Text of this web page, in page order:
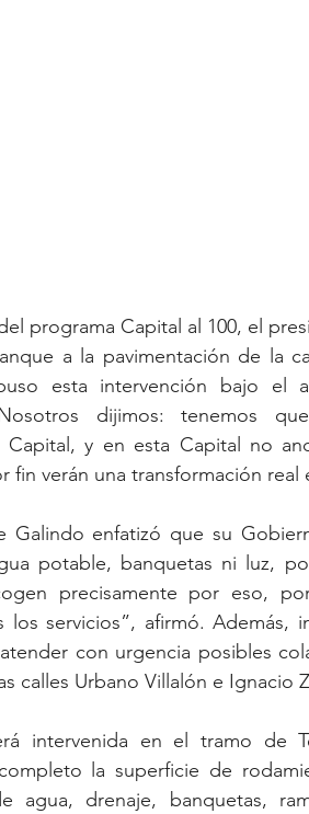
programa Capital al 100, el
a la pavimentación de la
esta intervención bajo el
dijimos: tenemos
Capital, y en esta Capital no
fin verán una transformación real
Galindo enfatizó que su
potable, banquetas ni luz,
precisamente por eso,
servicios”, afirmó. Además,
con urgencia posibles
calles Urbano Villalón e Ignacio
intervenida en el tramo de
la superficie de
agua, drenaje, banquetas,